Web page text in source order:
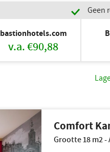
Geen
bastionhotels.com
v.a. €90,88
Comfort
Grootte 18 m2 -